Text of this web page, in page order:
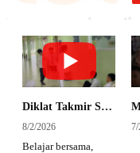
Diklat Takmir SDI Al Azhar 11 Surabaya
8/2/2026
Belajar bersama,